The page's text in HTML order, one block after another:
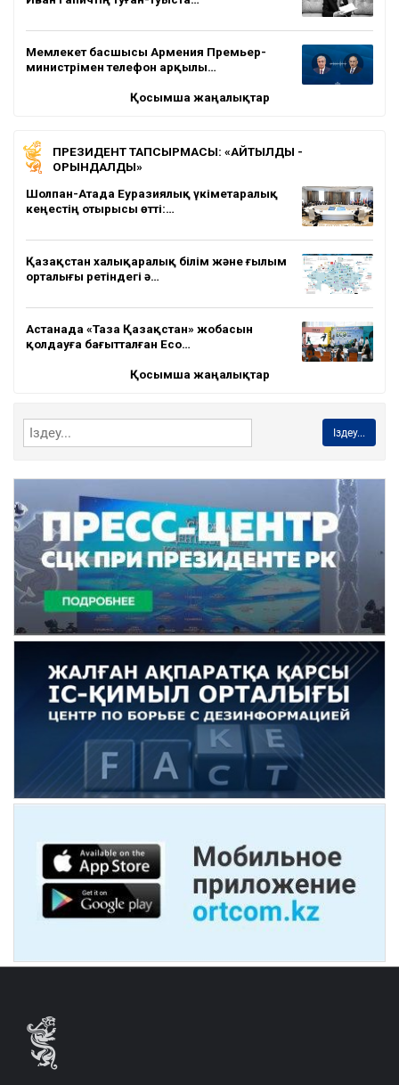
Мемлекет басшысы Армения Премьер-
министрімен телефон арқылы…
Қосымша жаңалықтар
ПРЕЗИДЕНТ ТАПСЫРМАСЫ: «АЙТЫЛДЫ -
ОРЫНДАЛДЫ»
Шолпан-Атада Еуразиялық үкіметаралық
кеңестің отырысы өтті:…
Қазақстан халықаралық білім және ғылым
орталығы ретіндегі ә…
Астанада «Таза Қазақстан» жобасын
қолдауға бағытталған Eco…
Қосымша жаңалықтар
Іздеу...